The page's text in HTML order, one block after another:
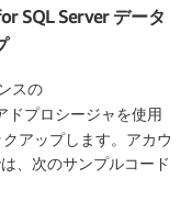
SQL Server データ
スの
ドプロシージャを使用
アップします。アカウ
、次のサンプルコード